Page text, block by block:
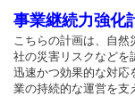
事業継続力強化
こちらの計画は、自然
社の災害リスクなどを
迅速かつ効果的な対応
業の持続的な運営を支